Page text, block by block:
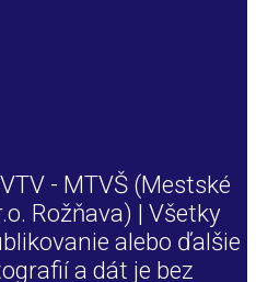
- MTVŠ (Mestské
Rožňava) | Všetky
alebo ďalšie
a dát je bez